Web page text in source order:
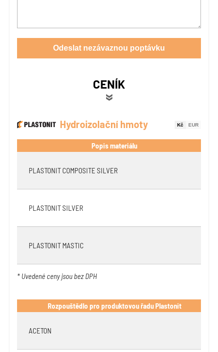
Odeslat nezávaznou poptávku
CENÍK
Hydroizolační hmoty
Popis materiálu
PLASTONIT COMPOSITE SILVER
PLASTONIT SILVER
PLASTONIT MASTIC
* Uvedené ceny jsou bez DPH
Rozpouštědlo pro produktovou řadu Plastonit
ACETON
Kč EUR